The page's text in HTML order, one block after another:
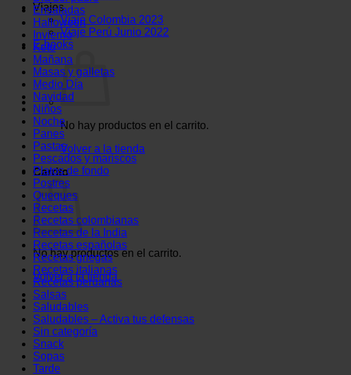
Viajes
Viaje Colombia 2023
Viaje Perú Junio 2022
E-books
No hay productos en el carrito.
Volver a la tienda
Carrito
No hay productos en el carrito.
Volver a la tienda
Ensaladas
Halloween
Invierno
Keto
Mañana
Masas y galletas
Medio Día
Navidad
Niños
Noche
Panes
Pastas
Pescados y mariscos
Platos de fondo
Postres
Queques
Recetas
Recetas colombianas
Recetas de la India
Recetas españolas
Recetas griegas
Recetas italianas
Recetas peruanas
Salsas
Saludables
Saludables – Activa tus defensas
Sin categoría
Snack
Sopas
Tarde